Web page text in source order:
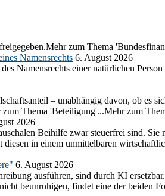
zum Thema
Namensrechts 6. August 2026
Namensrechts einer natürlichen
– unabhängig davon, ob es
Thema 'Beteiligung'...Mehr zum
2026
Beihilfe zwar steuerfrei sind.
in einem unmittelbaren
6. August 2026
ausführen, sind durch KI
beunruhigen, findet eine der beiden